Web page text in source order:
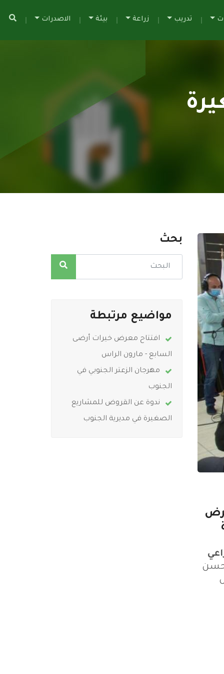
تدريب زراعة بيئة الاصدرات
بحث
مواضيع مرتبطة
افتتاح معرض خيرات أرضى
السابع - مارون الراس
مهرجان الزعتر الجنوبي في
الجنوب
ندوة عن القروض للمشاريع
الصغيرة في مديرية الجنوب